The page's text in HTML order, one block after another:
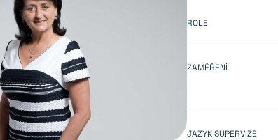
ROLE
ZAMĚŘENÍ
JAZYK SUPERVIZE